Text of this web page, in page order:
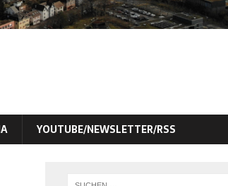
YOUTUBE/NEWSLETTER/RSS